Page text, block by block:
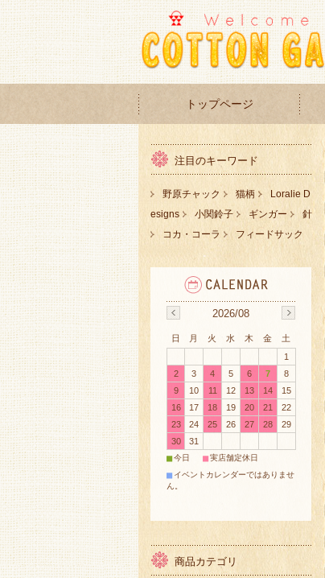
トップページ
注目のキーワード
野原チャック 猫柄
Loralie D
esigns
小関鈴子 ギンガー
針
コカ・コーラ
フィードサック
2026/08
日 月 火 水 木 金
土
1
2
3 4 5 6 7
8
9
10 11 12 13 14
15
16
17 18 19 20 21
22
23
24 25 26 27 28
29
30
31
■今日 ■実店舗定休日
■ イベントカレンダーではありませ
ん。
商品カテゴリ